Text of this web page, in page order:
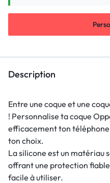
Description
Entre une coque et une
! Personnalise ta coque
efficacement ton téléphone
ton choix.
La silicone est un matériau
offrant une protection
facile à utiliser.